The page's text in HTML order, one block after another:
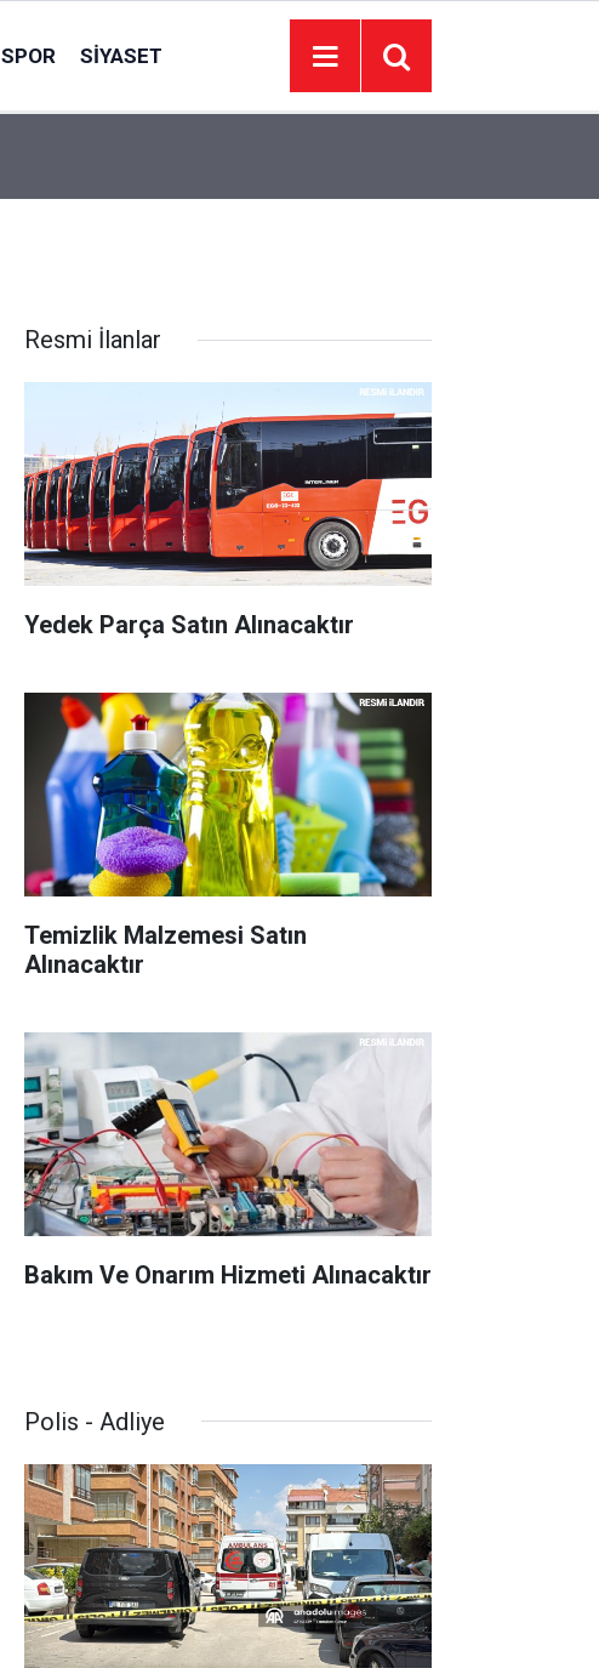
SPOR SIYASET
Resmi İlanlar
Yedek Parça Satın Alınacaktır
Temizlik Malzemesi Satın
Alınacaktır
Bakım Ve Onarım Hizmeti Alınacaktır
Polis - Adliye